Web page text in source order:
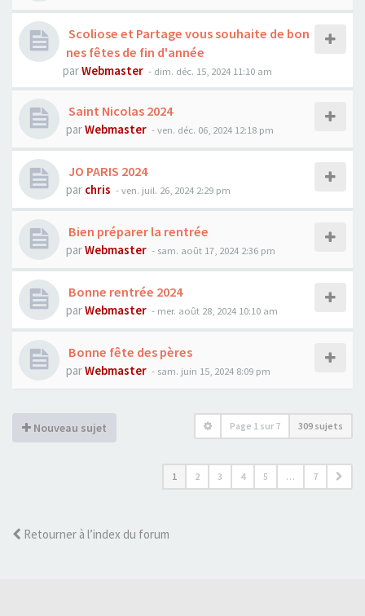
Scoliose et Partage vous souhaite de bon
nes fêtes de fin d'année
parWebmaster - dim. déc. 15, 2024 11:10 am
Saint Nicolas 2024
parWebmaster - ven. déc. 06, 2024 12:18 pm
JO PARIS 2024
par chris - ven. juil. 26, 2024 2:29 pm
Bien préparer la rentrée
parWebmaster - sam. août 17, 2024 2:36 pm
Bonne rentrée 2024
parWebmaster - mer. août 28, 2024 10:10 am
Bonne fête des pères
parWebmaster - sam. juin 15, 2024 8:09 pm
Nouveau sujet Page 1 sur 7 309 sujets
1 2 3 4 5 … 7
Retourner à l’index du forum